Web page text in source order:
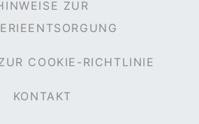
ZUR
COOKIE-RICHTLINIE
KONTAKT